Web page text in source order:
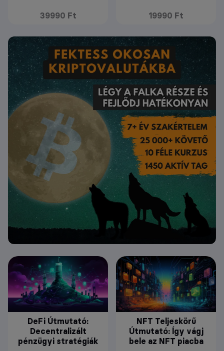
39990 Ft 19990 Ft
DeFi Útmutató:
Decentralizált
pénzügyi stratégiák
NFT Teljeskörű
Útmutató: Így vágj
bele az NFT piacba